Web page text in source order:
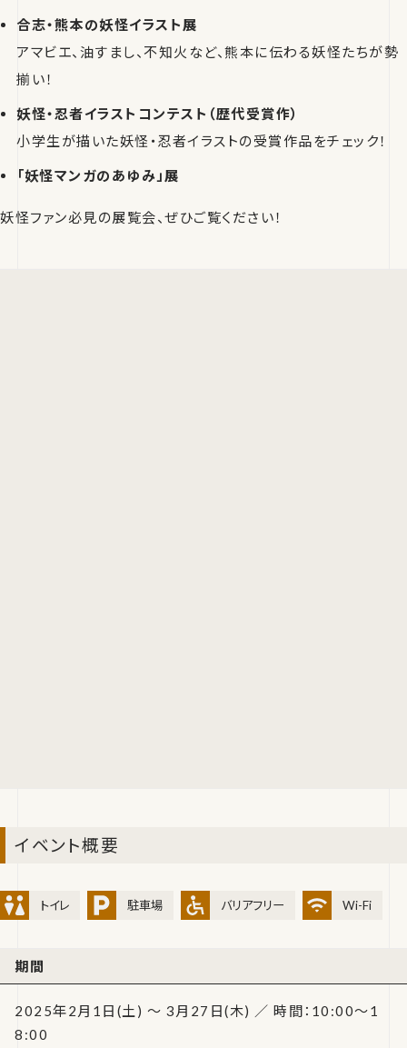
合志・熊本の妖怪イラスト展
アマビエ、油すまし、不知火など、熊本に伝わる妖怪たちが勢
揃い！
妖怪・忍者イラストコンテスト（歴代受賞作）
小学生が描いた妖怪・忍者イラストの受賞作品をチェック！
「妖怪マンガのあゆみ」展
妖怪ファン必見の展覧会、ぜひご覧ください！
イベント概要
トイレ 駐車場 バリアフリー Wi-Fi
期間
2025年2月1日(土) ～ 3月27日(木) ／ 時間：10:00～1
8:00